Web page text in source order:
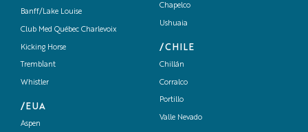
Banff/Lake Louise
Club Med Québec Charlevoix
Kicking Horse
Tremblant
Whistler
/EUA
Aspen
Chapelco
Ushuaia
/CHILE
Chillán
Corralco
Portillo
Valle Nevado